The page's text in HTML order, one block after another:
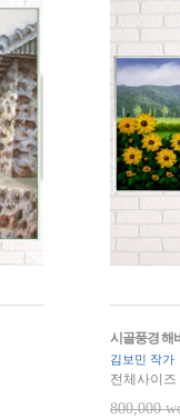
시골풍경 해
김보민 작가
전체사이즈
800,000